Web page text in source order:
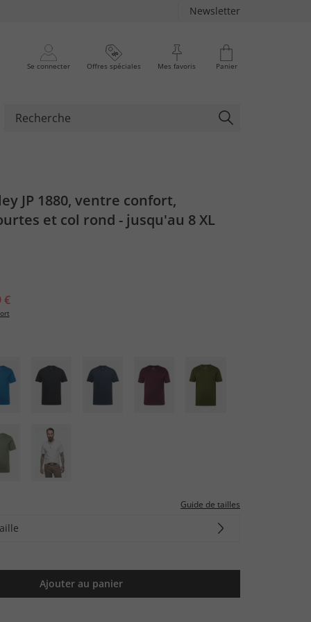
Newsletter
Se connecter Offres spéciales Mes favoris Panier
JP 1880, ventre confort,
et col rond - jusqu'au 8 XL
€
Guide de tailles
Ajouter au panier